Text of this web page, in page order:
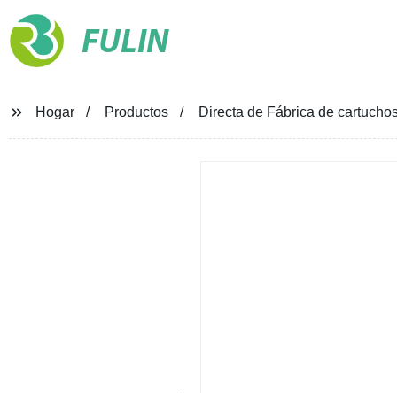
FULIN
Hogar Productos Directa de Fábrica de